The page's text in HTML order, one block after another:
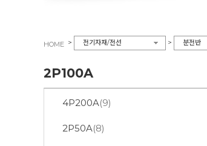
HOME > 전기자재/전선 > 분전반
2P100A
4P200A(9)
2P50A(8)